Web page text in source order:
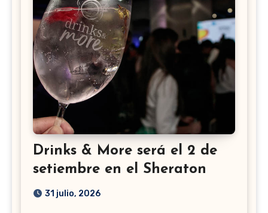
Drinks & More será el 2 de
setiembre en el Sheraton
31 julio, 2026